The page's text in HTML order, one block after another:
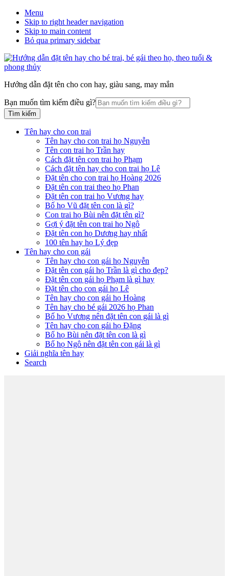
Menu
Skip to right header navigation
Skip to main content
Bỏ qua primary sidebar
Hướng dẫn đặt tên cho con hay, giàu sang, may mắn
Bạn muốn tìm kiếm điều gì?
Tên hay cho con trai
Tên hay cho con trai họ Nguyễn
Tên con trai họ Trần hay
Cách đặt tên con trai họ Phạm
Cách đặt tên hay cho con trai họ Lê
Đặt tên cho con trai họ Hoàng 2026
Đặt tên con trai theo họ Phan
Đặt tên con trai họ Vương hay
Bố họ Vũ đặt tên con là gì?
Con trai họ Bùi nên đặt tên gì?
Gợi ý đặt tên con trai họ Ngô
Đặt tên con họ Dương hay nhất
100 tên hay họ Lý đẹp
Tên hay cho con gái
Tên hay cho con gái họ Nguyễn
Đặt tên con gái họ Trần là gì cho đẹp?
Đặt tên con gái họ Phạm là gì hay
Đặt tên cho con gái họ Lê
Tên hay cho con gái họ Hoàng
Tên hay cho bé gái 2026 họ Phan
Bố họ Vương nên đặt tên con gái là gì
Tên hay cho con gái họ Đặng
Bố họ Bùi nên đặt tên con là gì
Bố họ Ngô nên đặt tên con gái là gì
Giải nghĩa tên hay
Search